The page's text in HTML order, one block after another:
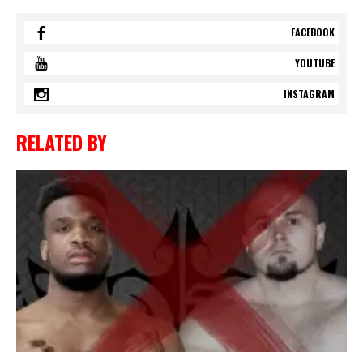
FACEBOOK
YOUTUBE
INSTAGRAM
RELATED BY